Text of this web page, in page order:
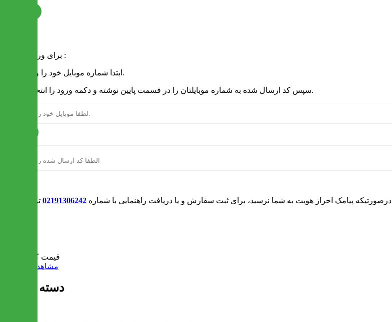
برای ورود به سایت :
1 - ابتدا شماره موبایل خود را وارد کنید.
2 - سپس کد ارسال شده به شماره موبایلتان را در قسمت پایین نوشته و دکمه ورود را انتخاب کنید.
درصورتیکه پیامک احراز هویت به شما نرسید، برای ثبت سفارش و یا دریافت راهنمایی با شماره 02191306242 تماس بگیرید
قیمت کل:
مشاهده سبد خرید
دسته بندی ها